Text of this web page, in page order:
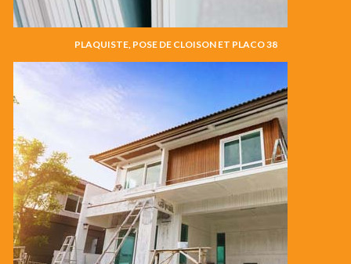
PLAQUISTE, POSE DE CLOISON ET PLACO 38